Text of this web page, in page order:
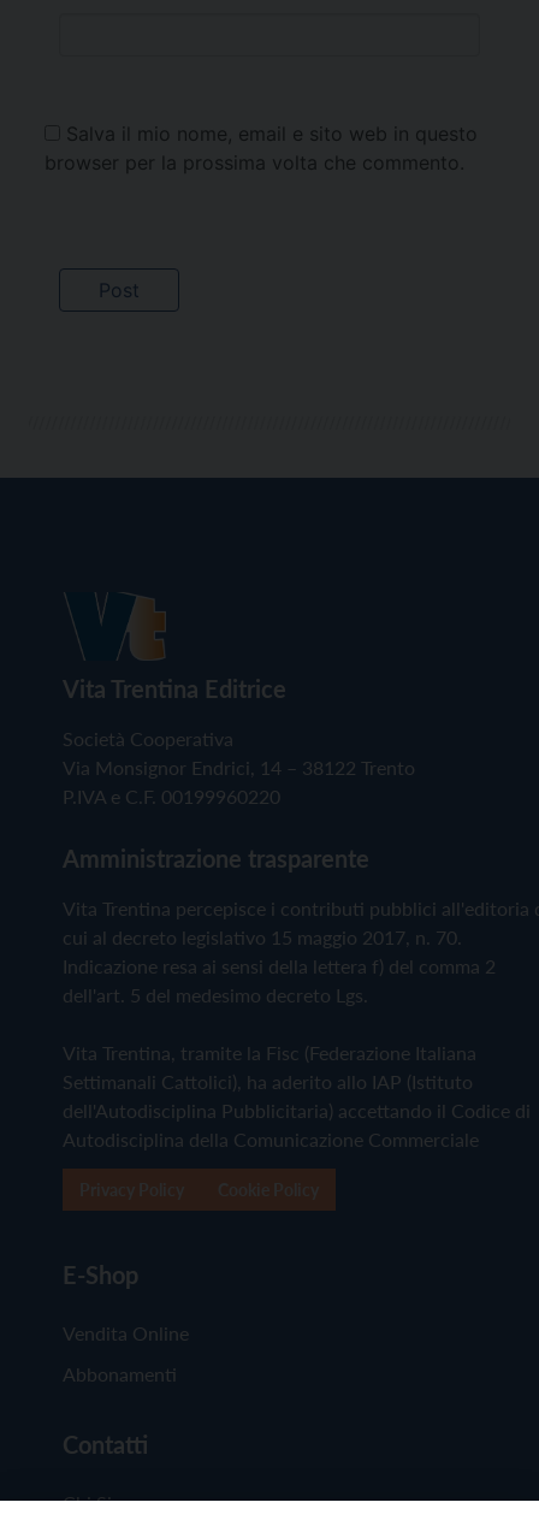
Salva il mio nome, email e sito web in questo
browser per la prossima volta che commento.
Vita Trentina Editrice
Società Cooperativa
Via Monsignor Endrici, 14 – 38122 Trento
P.IVA e C.F. 00199960220
Amministrazione trasparente
Vita Trentina percepisce i contributi pubblici all'editoria
cui al decreto legislativo 15 maggio 2017, n. 70.
Indicazione resa ai sensi della lettera f) del comma 2
dell'art. 5 del medesimo decreto Lgs.
Vita Trentina, tramite la Fisc (Federazione Italiana
Settimanali Cattolici), ha aderito allo IAP (Istituto
dell'Autodisciplina Pubblicitaria) accettando il Codice di
Autodisciplina della Comunicazione Commerciale
E-Shop
Vendita Online
Abbonamenti
Contatti
Chi Siamo